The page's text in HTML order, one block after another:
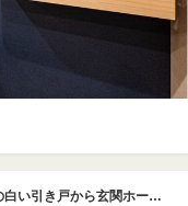
テレビの設置前だがこちらがリビング。正面右の白い引き戸から玄関ホールにつながり、壁側の引き戸から寝室へとつながる設計。左の窓辺に飾り棚が段違いにあるが実は愛猫のためのキャットウォーク。猫ちゃんが外を眺める小窓まであってほほえましい限り